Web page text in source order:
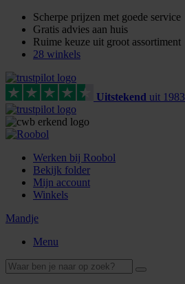
Scherpe prijzen met goede service
Gratis advies aan huis
Ruime keuze uit groot assortiment
28 winkels
Uitstekend uit 1983
Werken bij Roobol
Bekijk folder
Mijn account
Winkels
Mandje
Menu